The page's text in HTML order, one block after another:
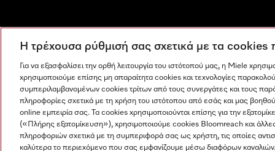
Η εταιρεία μας Όροι και Προϋποθέσεις Προστασία
Η τρέχουσα ρύθμισή σας σχετικά με τα
Για να εξασφαλίσει την ορθή λειτουργία του ιστότοπού μας, η Miele
χρησιμοποιούμε επίσης μη απαραίτητα cookies και τεχνολογίες
συμπεριλαμβανομένων cookies τρίτων από τους συνεργάτες και τους
πληροφορίες σχετικά με τη χρήση του ιστότοπου από εσάς και μας
online εμπειρία σας. Τα cookies χρησιμοποιούνται επίσης για την
(«Πλήρης εξατομίκευση»), χρησιμοποιούμε cookies Bloomreach και
πληροφοριών σχετικά με τη συμπεριφορά σας ως χρήστη, τις οποίες
καλύτερα το περιεχόμενο που σας εμφανίζουμε μέσω διαφόρων